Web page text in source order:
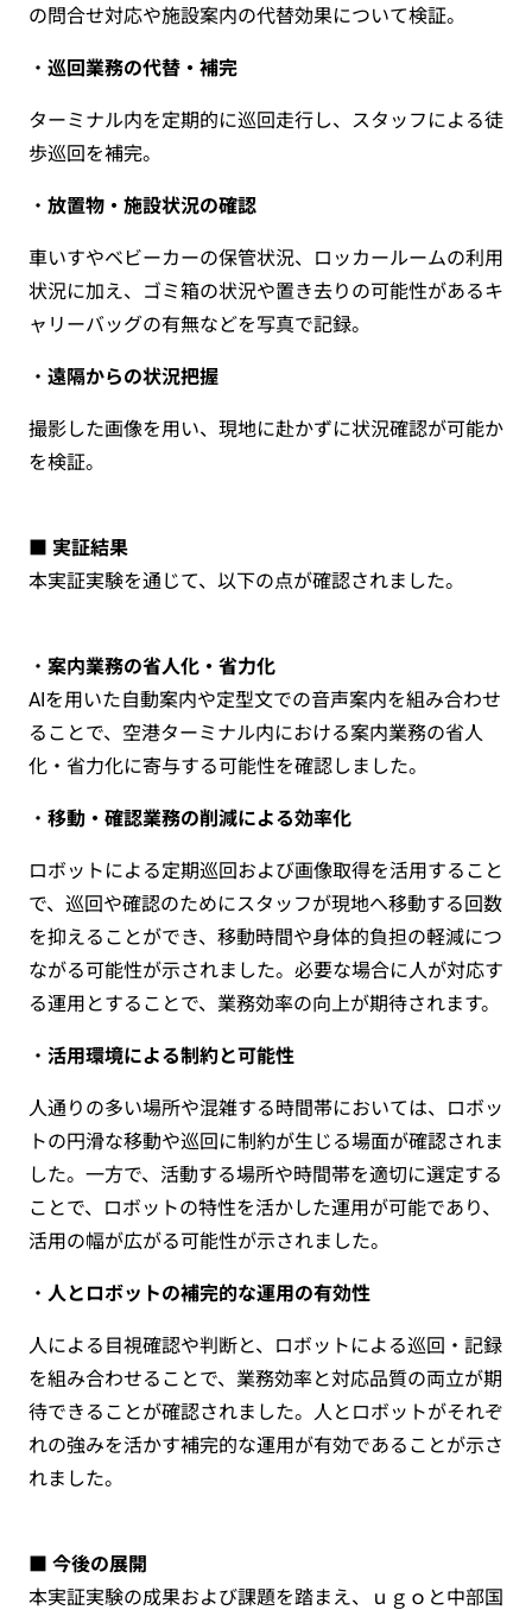
の問合せ対応や施設案内の代替効果について検証。
・ 巡回業務の代替・補完
ターミナル内を定期的に巡回走行し、スタッフによる徒
歩巡回を補完。
・ 放置物・施設状況の確認
車いすやベビーカーの保管状況、ロッカールームの利用
状況に加え、ゴミ箱の状況や置き去りの可能性があるキ
ャリーバッグの有無などを写真で記録。
・ 遠隔からの状況把握
撮影した画像を用い、現地に赴かずに状況確認が可能か
を検証。
■ 実証結果
本実証実験を通じて、以下の点が確認されました。
・ 案内業務の省人化・省力化
AIを用いた自動案内や定型文での音声案内を組み合わせ
ることで、空港ターミナル内における案内業務の省人
化・省力化に寄与する可能性を確認しました。
・ 移動・確認業務の削減による効率化
ロボットによる定期巡回および画像取得を活用すること
で、巡回や確認のためにスタッフが現地へ移動する回数
を抑えることができ、移動時間や身体的負担の軽減につ
ながる可能性が示されました。必要な場合に人が対応す
る運用とすることで、業務効率の向上が期待されます。
・ 活用環境による制約と可能性
人通りの多い場所や混雑する時間帯においては、ロボッ
トの円滑な移動や巡回に制約が生じる場面が確認されま
した。一方で、活動する場所や時間帯を適切に選定する
ことで、ロボットの特性を活かした運用が可能であり、
活用の幅が広がる可能性が示されました。
・ 人とロボットの補完的な運用の有効性
人による目視確認や判断と、ロボットによる巡回・記録
を組み合わせることで、業務効率と対応品質の両立が期
待できることが確認されました。人とロボットがそれぞ
れの強みを活かす補完的な運用が有効であることが示さ
れました。
■ 今後の展開
本実証実験の成果および課題を踏まえ、ｕｇｏと中部国